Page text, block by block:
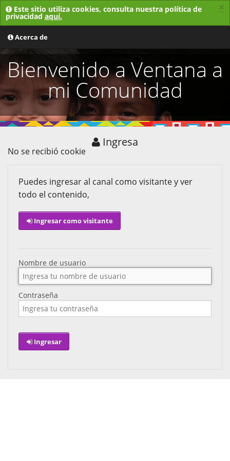
Este sitio utiliza cookies, consulta nuestra política de
privacidad aquí.
×
MENU
Acerca de
Bienvenido a Ventana a
mi Comunidad
Ingresa
No se recibió cookie
Puedes ingresar al canal como visitante y ver
todo el contenido,
Ingresar como visitante
Nombre de usuario
Contraseña
Ingresar